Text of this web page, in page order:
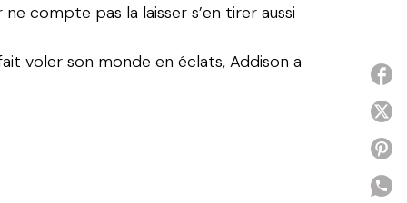
compte pas la laisser s’en tirer aussi
voler son monde en éclats, Addison a